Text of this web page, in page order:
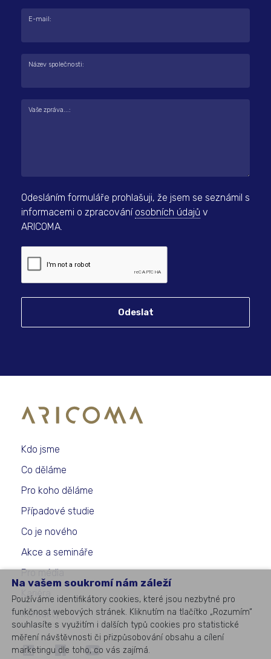
E-mail:
Název společnosti:
Vaše zpráva...:
Odesláním formuláře prohlašuji, že jsem se seznámil s
informacemi o zpracování osobních údajů v
ARICOMA.
Odeslat
Na vašem soukromí nám záleží
Používáme identifikátory cookies, které jsou nezbytné pro
funkčnost webových stránek. Kliknutím na tlačítko „Rozumím“
souhlasíte s využitím i dalších typů cookies pro statistické
měření návštěvnosti či přizpůsobování obsahu a cílení
marketingu dle toho, co vás zajímá.
Kdo jsme
Co děláme
Pro koho děláme
Případové studie
Co je nového
Akce a semináře
Pro média
Kariéra
Kontakty